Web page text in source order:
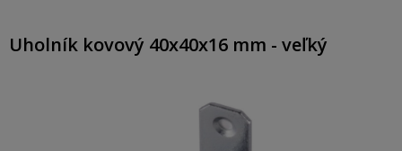
Uholník kovový 40x40x16 mm - veľký